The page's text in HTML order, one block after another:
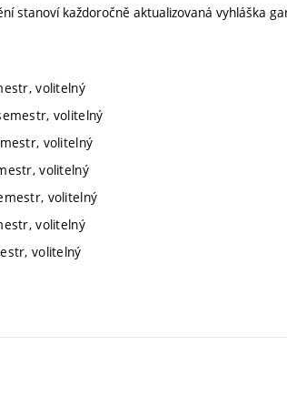
stanoví každoročně aktualizovaná vyhláška
volitelný
volitelný
volitelný
volitelný
volitelný
volitelný
volitelný